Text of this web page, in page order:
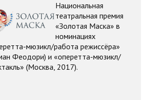
Национальная
театральная премия
«Золотая Маска» в
номинациях
мюзикл/работа режиссёра»
Феодори) и «оперетта-мюзикл/
(Москва, 2017).